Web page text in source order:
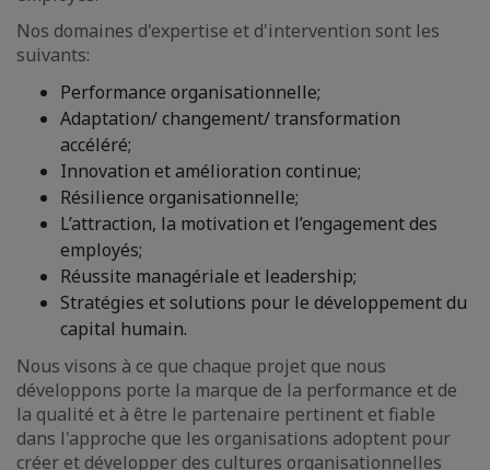
Nos domaines d'expertise et d'intervention sont les
suivants:
Performance organisationnelle;
Adaptation/ changement/ transformation
accéléré;
Innovation et amélioration continue;
Résilience organisationnelle;
L’attraction, la motivation et l’engagement des
employés;
Réussite managériale et leadership;
Stratégies et solutions pour le développement du
capital humain.
Nous visons à ce que chaque projet que nous
développons porte la marque de la performance et de
la qualité et à être le partenaire pertinent et fiable
dans l'approche que les organisations adoptent pour
créer et développer des cultures organisationnelles